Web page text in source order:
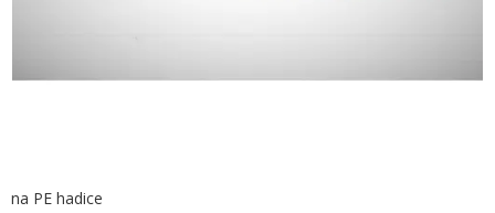
na PE hadice